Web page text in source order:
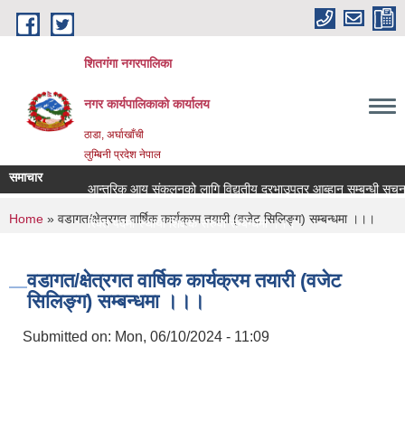
Skip to main content
शितगंगा नगरपालिका
नगर कार्यपालिकाकाे कार्यालय
ठाडा, अर्घाखाँची
लुम्बिनी प्रदेश नेपाल
समाचार
आन्तरिक आय संकलनको लागि विद्युतीय दरभाउपत्र आब्हान सम्बन्धी सूचना
रिक्त पदमा स्थायी शिक्षक सरुवा सम्बन्धमा ।।।
You are here
Home » वडागत/क्षेत्रगत वार्षिक कार्यक्रम तयारी (वजेट सिलिङ्ग) सम्बन्धमा ।।।
वडागत/क्षेत्रगत वार्षिक कार्यक्रम तयारी (वजेट
सिलिङ्ग) सम्बन्धमा ।।।
Submitted on: Mon, 06/10/2024 - 11:09